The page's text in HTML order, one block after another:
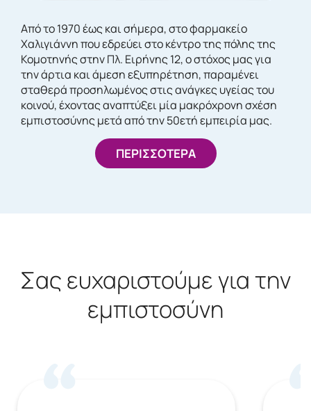
Από το 1970 έως και σήμερα, στο φαρμακείο
Χαλιγιάννη που εδρεύει στο κέντρο της πόλης της
Κομοτηνής στην Πλ. Ειρήνης 12, ο στόχος μας για
την άρτια και άμεση εξυπηρέτηση, παραμένει
σταθερά προσηλωμένος στις ανάγκες υγείας του
κοινού, έχοντας αναπτύξει μία μακρόχρονη σχέση
εμπιστοσύνης μετά από την 50ετή εμπειρία μας.
ΠΕΡΙΣΣΟΤΕΡΑ
Σας ευχαριστούμε για την
εμπιστοσύνη